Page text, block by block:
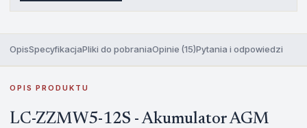
OpisSpecyfikacjaPliki do pobraniaOpinie (15)Pytania i odpowiedzi
OPIS PRODUKTU
LC-ZZMW5-12S - Akumulator AGM